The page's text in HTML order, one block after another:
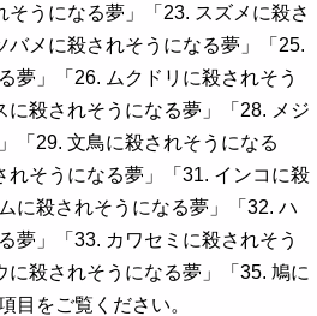
そうになる夢」「23. スズメに殺さ
バメに殺されそうになる夢」「25.
夢」「26. ムクドリに殺されそう
に殺されそうになる夢」「28. メジ
「29. 文鳥に殺されそうになる
れそうになる夢」「31. インコに殺
に殺されそうになる夢」「32. ハ
夢」「33. カワセミに殺されそう
に殺されそうになる夢」「35. 鳩に
目をご覧ください。